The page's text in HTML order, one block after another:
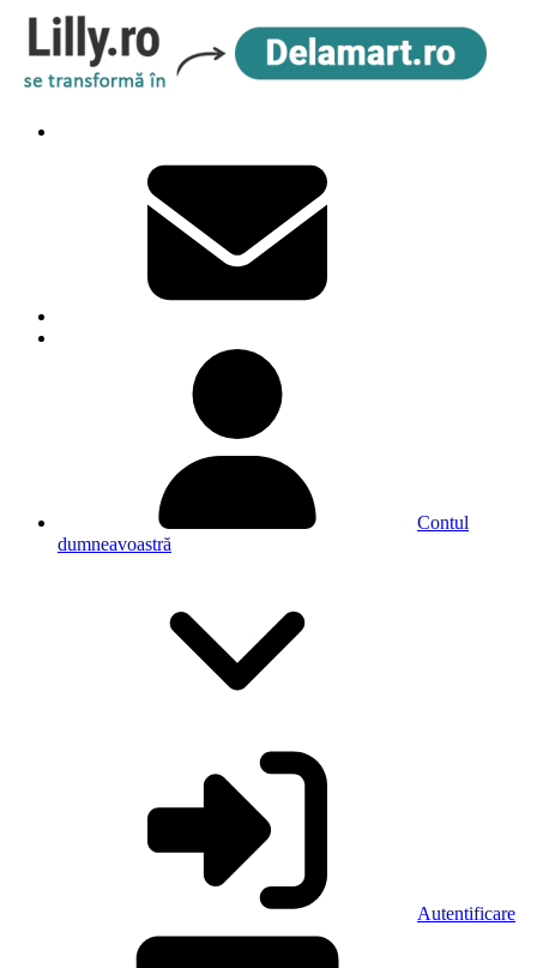
Contul
dumneavoastră
Autentificare